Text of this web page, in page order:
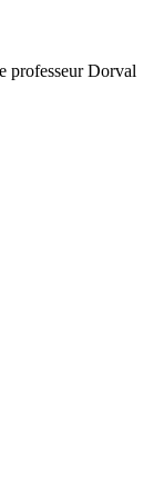
professeur Dorval